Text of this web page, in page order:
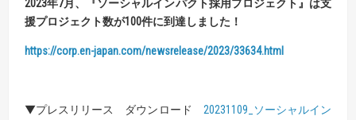
2023年7月、 『ソーシャルインパクト採用プロジェクト』 は支
援プロジェクト数が100件に到達しました！
https://corp.en-japan.com/newsrelease/2023/33634.html
▼プレスリリース ダウンロード 20231109_ソーシャルイン